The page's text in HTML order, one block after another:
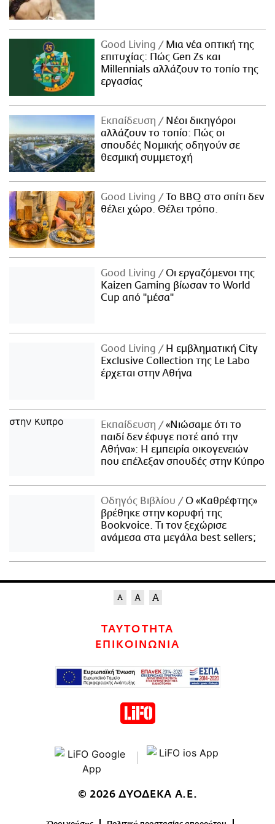
Good Living
Μια νέα οπτική της
επιτυχίας: Πώς Gen Zs και
Millennials αλλάζουν το τοπίο της
εργασίας
Εκπαίδευση
Νέοι δικηγόροι
αλλάζουν το τοπίο: Πώς οι
σπουδές Νομικής οδηγούν σε
θεσμική συμμετοχή
Good Living
Το BBQ στο σπίτι δεν
θέλει χώρο. Θέλει τρόπο.
Good Living
Οι εργαζόμενοι της
Kaizen Gaming βίωσαν το World
Cup από "μέσα"
Good Living
Η εμβληματική City
Exclusive Collection της Le Labo
έρχεται στην Αθήνα
Εκπαίδευση
«Νιώσαμε ότι το
παιδί δεν έφυγε ποτέ από την
Αθήνα»: Η εμπειρία οικογενειών
που επέλεξαν σπουδές στην Κύπρο
Οδηγός Βιβλίου
Ο «Καθρέφτης»
βρέθηκε στην κορυφή της
Bookvoice. Τι τον ξεχώρισε
ανάμεσα στα μεγάλα best sellers;
ΤΑΥΤΟΤΗΤΑ
ΕΠΙΚΟΙΝΩΝΙΑ
© 2026 ΔΥΟΔΕΚΑ Α.Ε.